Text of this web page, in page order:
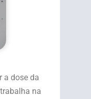
a dose da
na